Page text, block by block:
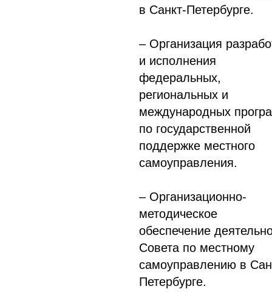
в Санкт-Петербурге.
– Организация
и исполнения
федеральных,
региональных и
международных
по государственной
поддержке местного
самоуправления.
– Организационно-
методическое
обеспечение
Совета по местному
самоуправлению в
Петербурге.